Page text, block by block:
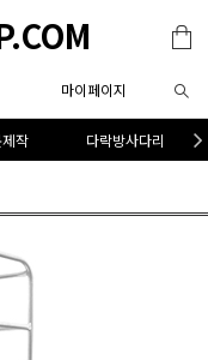
마이페이지
작 다락방사다리